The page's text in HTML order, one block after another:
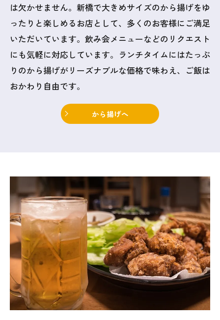
は欠かせません。新橋で大きめサイズのから揚げをゆ
ったりと楽しめるお店として、多くのお客様にご満足
いただいています。飲み会メニューなどのリクエスト
にも気軽に対応しています。ランチタイムにはたっぷ
りのから揚げがリーズナブルな価格で味わえ、ご飯は
おかわり自由です。
から揚げへ